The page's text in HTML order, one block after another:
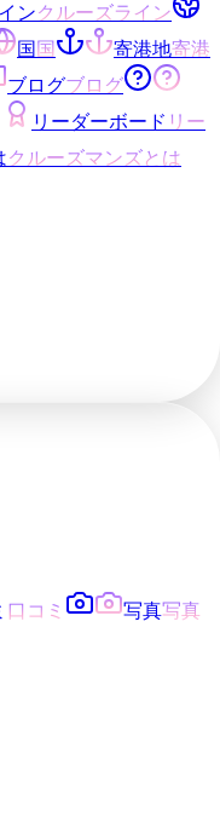
ンクルーズライン
国国 寄港地寄港
ブログブログ
リーダーボード リー
クルーズマンズとは
口コミ 写真写真